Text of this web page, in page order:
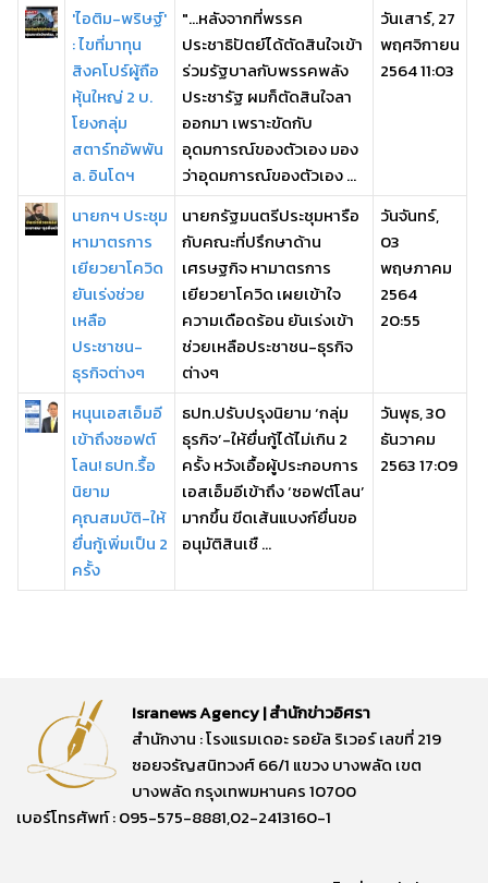
'ไอติม-พริษฐ์'
: ไขที่มาทุน
สิงคโปร์ผู้ถือ
หุ้นใหญ่ 2 บ.
โยงกลุ่ม
สตาร์ทอัพพัน
ล. อินโดฯ
"...หลังจากที่พรรค
ประชาธิปัตย์ได้ตัดสินใจเข้า
ร่วมรัฐบาลกับพรรคพลัง
ประชารัฐ ผมก็ตัดสินใจลา
ออกมา เพราะขัดกับ
อุดมการณ์ของตัวเอง มอง
ว่าอุดมการณ์ของตัวเอง ...
วันเสาร์, 27
พฤศจิกายน
2564 11:03
นายกฯ ประชุม
หามาตรการ
เยียวยาโควิด
ยันเร่งช่วย
เหลือ
ประชาชน-
ธุรกิจต่างๆ
นายกรัฐมนตรีประชุมหารือ
กับคณะที่ปรึกษาด้าน
เศรษฐกิจ หามาตรการ
เยียวยาโควิด เผยเข้าใจ
ความเดือดร้อน ยันเร่งเข้า
ช่วยเหลือประชาชน-ธุรกิจ
ต่างๆ
วันจันทร์,
03
พฤษภาคม
2564
20:55
หนุนเอสเอ็มอี
เข้าถึงซอฟต์
โลน! ธปท.รื้อ
นิยาม
คุณสมบัติ-ให้
ยื่นกู้เพิ่มเป็น 2
ครั้ง
ธปท.ปรับปรุงนิยาม ‘กลุ่ม
ธุรกิจ’-ให้ยื่นกู้ได้ไม่เกิน 2
ครั้ง หวังเอื้อผู้ประกอบการ
เอสเอ็มอีเข้าถึง ‘ซอฟต์โลน’
มากขึ้น ขีดเส้นแบงก์ยื่นขอ
อนุมัติสินเชื ...
วันพุธ, 30
ธันวาคม
2563 17:09
Isranews Agency | สำนักข่าวอิศรา
สำนักงาน : โรงแรมเดอะ รอยัล ริเวอร์ เลขที่ 219
ซอยจรัญสนิทวงศ์ 66/1 แขวง บางพลัด เขต
บางพลัด กรุงเทพมหานคร 10700
เบอร์โทรศัพท์ : 095-575-8881,02-2413160-1